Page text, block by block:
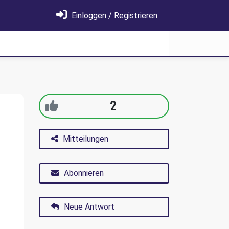
Einloggen / Registrieren
2
Mitteilungen
Abonnieren
Neue Antwort